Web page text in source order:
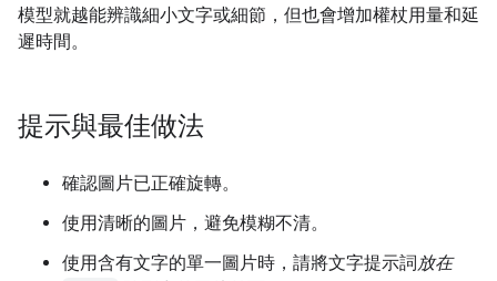
模型就越能辨識細小文字或細節，但也會增加權杖用量和延
遲時間。
提示與最佳做法
確認圖片已正確旋轉。
使用清晰的圖片，避免模糊不清。
使用含有文字的單一圖片時，請將文字提示詞放在